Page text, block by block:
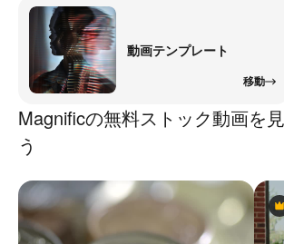
動画テンプレート
移動
Magnificの無料ストック動画を
う